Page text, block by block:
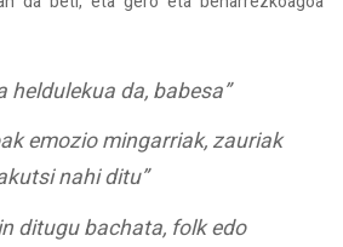
heldulekua da, babesa”
emozio mingarriak, zauriak
nahi ditu”
ditugu bachata, folk edo